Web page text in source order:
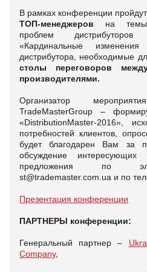
В рамках конференции пройдут
ТОП-менеджеров на
проблем
«Кардинальные
дистрибутора, необходимые
столы переговоров
производителями.
Организатор
TradeMasterGroup –
«DistributionMaster-2016»,
потребностей клиентов,
будет благодарен Вам за
обсуждение
предложения по
st@trademaster.com.ua и по
Презентация конференции
ПАРТНЕРЫ конференции:
Генеральный партнер –
Company,